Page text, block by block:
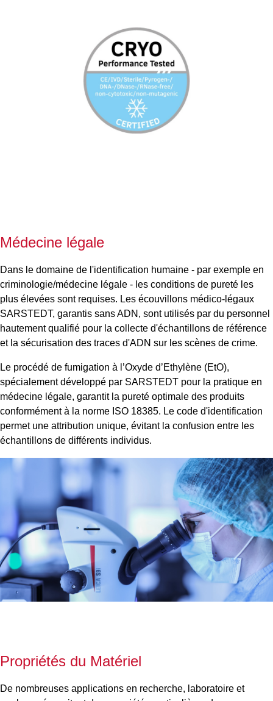
Médecine légale
Dans le domaine de l'identification humaine - par exemple en
criminologie/médecine légale - les conditions de pureté les
plus élevées sont requises. Les écouvillons médico-légaux
SARSTEDT, garantis sans ADN, sont utilisés par du personnel
hautement qualifié pour la collecte d'échantillons de référence
et la sécurisation des traces d'ADN sur les scènes de crime.
Le procédé de fumigation à l’Oxyde d’Ethylène (EtO),
spécialement développé par SARSTEDT pour la pratique en
médecine légale, garantit la pureté optimale des produits
conformément à la norme ISO 18385. Le code d'identification
permet une attribution unique, évitant la confusion entre les
échantillons de différents individus.
Propriétés du Matériel
De nombreuses applications en recherche, laboratoire et